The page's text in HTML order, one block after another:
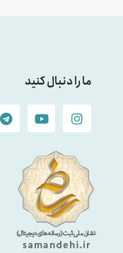
ما را دنبال کنید